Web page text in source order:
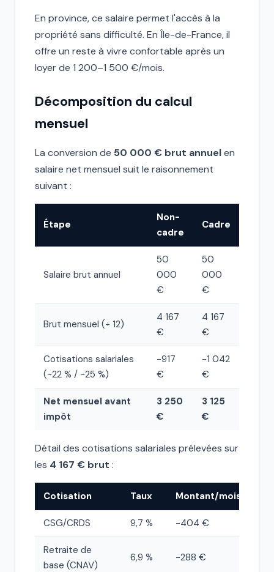
En province, ce salaire permet l'accès à la
propriété sans difficulté. En Île-de-France, il
offre un reste à vivre confortable après un
loyer de 1 200–1 500 €/mois.
Décomposition du calcul
mensuel
La conversion de 50 000 € brut annuelen
salaire net mensuel suit le raisonnement
suivant :
Étape
Non-
cadre
Cadre
Salaire brut annuel
50
000
€
50
000
€
Brut mensuel (÷ 12)
4 167
€
4 167
€
Cotisations salariales
(~22 % / ~25 %)
−917
€
−1 042
€
Net mensuel avant
impôt
3 250
€
3 125
€
Détail des cotisations salariales prélevées sur
les 4 167 € brut :
Cotisation Taux Montant/mois
CSG/CRDS 9,7 % −404 €
Retraite de
base (CNAV)
6,9 % −288 €